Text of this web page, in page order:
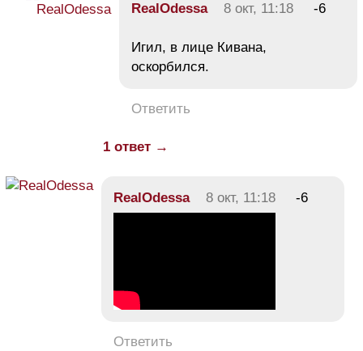
RealOdessa 8 окт, 11:18 -6
Игил, в лице Кивана,
оскорбился.
Ответить
1 ответ →
RealOdessa 8 окт, 11:18 -6
Ответить